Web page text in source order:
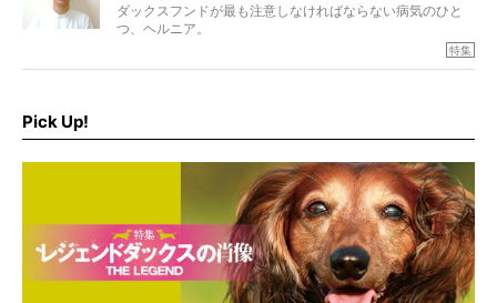
ダックスフンドが最も注意しなければならない病気のひと
つ、ヘルニア。
特集『ヘルニアに、負けない』では、ヘルニアに強い動物
病院のご紹介や、ヘルニアを乗り越えたご家族のインタビ
を点滴投与する治療により、歩けなかった子が投与37日で
特集
Pick Up!